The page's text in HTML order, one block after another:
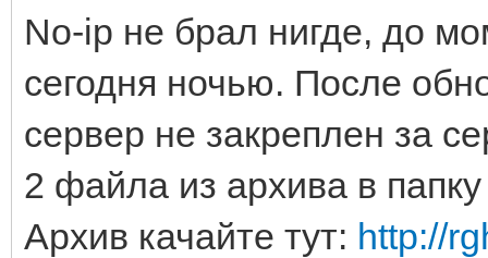
No-ip не брал нигде, до
сегодня ночью. После
сервер не закреплен за
2 файла из архива в
Архив качайте тут: http://